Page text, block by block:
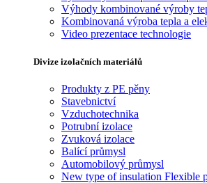
Výhody kombinované výroby
Kombinovaná výroba tepla a
Video prezentace technologie
Divize izolačních materiálů
Produkty z PE pěny
Stavebnictví
Vzduchotechnika
Potrubní izolace
Zvuková izolace
Balící průmysl
Automobilový průmysl
New type of insulation Flexible